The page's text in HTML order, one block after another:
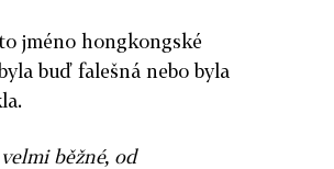
jméno hongkongské
buď falešná nebo byla
běžné, od